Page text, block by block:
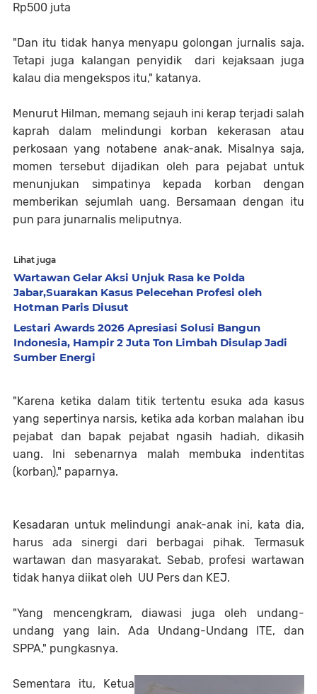
Rp500 juta
"Dan itu tidak hanya menyapu golongan jurnalis saja.
Tetapi juga kalangan penyidik dari kejaksaan juga
kalau dia mengekspos itu," katanya.
Menurut Hilman, memang sejauh ini kerap terjadi salah
kaprah dalam melindungi korban kekerasan atau
perkosaan yang notabene anak-anak. Misalnya saja,
momen tersebut dijadikan oleh para pejabat untuk
menunjukan simpatinya kepada korban dengan
memberikan sejumlah uang. Bersamaan dengan itu
pun para junarnalis meliputnya.
Lihat juga
Wartawan Gelar Aksi Unjuk Rasa ke Polda
Jabar,Suarakan Kasus Pelecehan Profesi oleh
Hotman Paris Diusut
Lestari Awards 2026 Apresiasi Solusi Bangun
Indonesia, Hampir 2 Juta Ton Limbah Disulap Jadi
Sumber Energi
"Karena ketika dalam titik tertentu esuka ada kasus
yang sepertinya narsis, ketika ada korban malahan ibu
pejabat dan bapak pejabat ngasih hadiah, dikasih
uang. Ini sebenarnya malah membuka indentitas
(korban)," paparnya.
Kesadaran untuk melindungi anak-anak ini, kata dia,
harus ada sinergi dari berbagai pihak. Termasuk
wartawan dan masyarakat. Sebab, profesi wartawan
tidak hanya diikat oleh UU Pers dan KEJ.
"Yang mencengkram, diawasi juga oleh undang-
undang yang lain. Ada Undang-Undang ITE, dan
SPPA," pungkasnya.
Sementara itu, Ketua